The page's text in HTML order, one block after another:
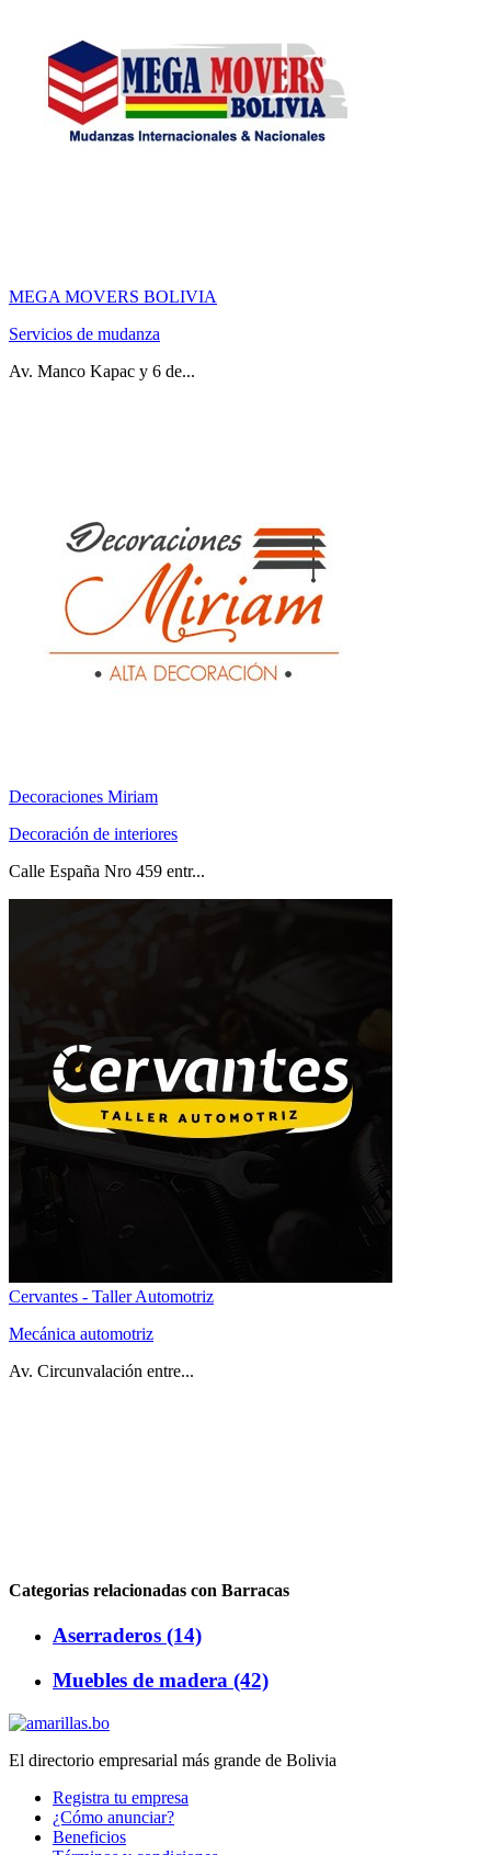
MEGA MOVERS BOLIVIA
Servicios de mudanza
Av. Manco Kapac y 6 de...
Decoraciones Miriam
Decoración de interiores
Calle España Nro 459 entr...
Cervantes - Taller Automotriz
Mecánica automotriz
Av. Circunvalación entre...
Categorias relacionadas con Barracas
Aserraderos (14)
Muebles de madera (42)
El directorio empresarial más grande de Bolivia
Registra tu empresa
¿Cómo anunciar?
Beneficios